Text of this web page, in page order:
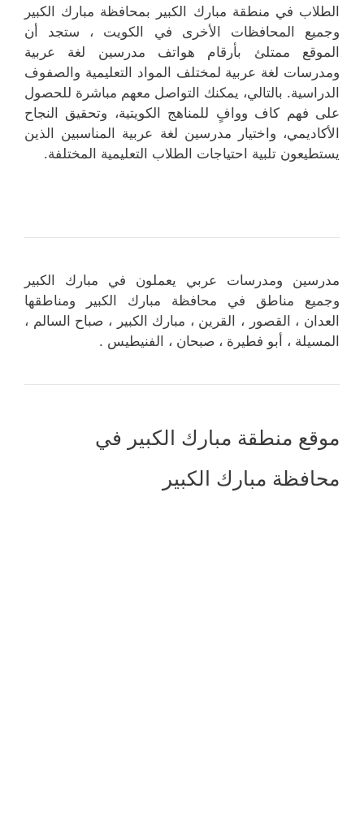
الطلاب في منطقة مبارك الكبير بمحافظة مبارك الكبير
وجميع المحافظات الأخرى في الكويت ، ستجد أن
الموقع ممتلئ بأرقام هواتف مدرسين لغة عربية
ومدرسات لغة عربية لمختلف المواد التعليمية والصفوف
الدراسية. بالتالي، يمكنك التواصل معهم مباشرة للحصول
على فهم كاف ووافٍ للمناهج الكويتية، وتحقيق النجاح
الأكاديمي، واختيار مدرسين لغة عربية المناسبين الذين
يستطيعون تلبية احتياجات الطلاب التعليمية المختلفة.
مدرسين ومدرسات عربي يعملون في مبارك الكبير
وجميع مناطق في محافظة مبارك الكبير ومناطقها
العدان ، القصور ، القرين ، مبارك الكبير ، صباح السالم ،
المسيلة ، أبو فطيرة ، صبحان ، الفنيطيس .
موقع منطقة مبارك الكبير في
محافظة مبارك الكبير